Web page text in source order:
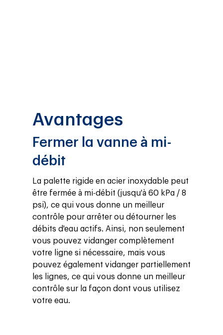
Avantages
Fermer la vanne à mi-
débit
La palette rigide en acier inoxydable peut
être fermée à mi-débit (jusqu'à 60 kPa / 8
psi), ce qui vous donne un meilleur
contrôle pour arrêter ou détourner les
débits d'eau actifs. Ainsi, non seulement
vous pouvez vidanger complètement
votre ligne si nécessaire, mais vous
pouvez également vidanger partiellement
les lignes, ce qui vous donne un meilleur
contrôle sur la façon dont vous utilisez
votre eau.